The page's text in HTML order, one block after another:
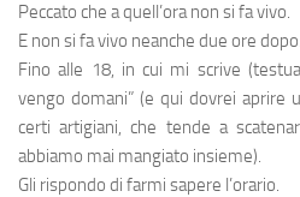
Peccato che a quell’ora non si fa vivo.
E non si fa vivo neanche due ore dopo.
Fino alle 18, in cui mi scrive
vengo domani” (e qui dovrei aprire
certi artigiani, che tende a
abbiamo mai mangiato insieme).
Gli rispondo di farmi sapere l’orario.